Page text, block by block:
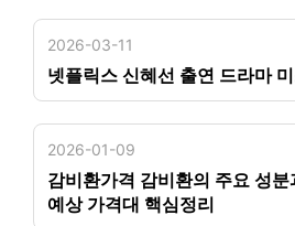
2026-03-11
넷플릭스 신혜선 출연 드라마
2026-01-09
감비환가격 감비환의 주요 성분
예상 가격대 핵심정리